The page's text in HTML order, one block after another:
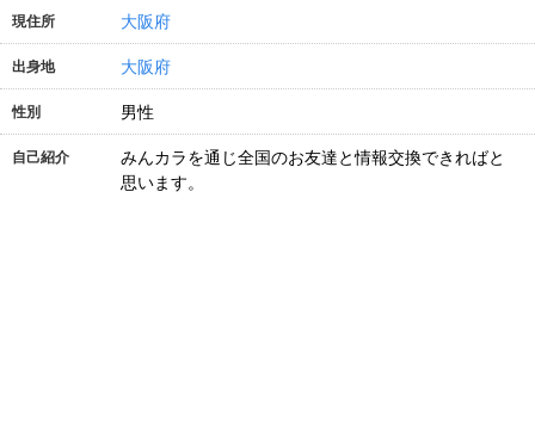
現住所 大阪府
出身地 大阪府
性別 男性
自己紹介
みんカラを通じ全国のお友達と情報交換できればと
思います。